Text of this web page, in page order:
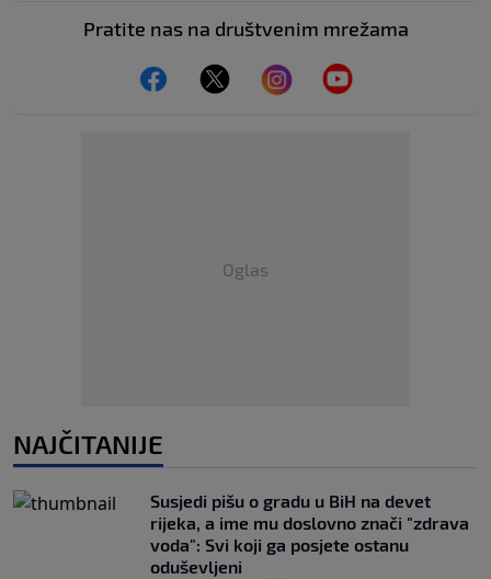
Pratite nas na društvenim mrežama
Oglas
NAJČITANIJE
Susjedi pišu o gradu u BiH na devet
rijeka, a ime mu doslovno znači "zdrava
voda": Svi koji ga posjete ostanu
oduševljeni